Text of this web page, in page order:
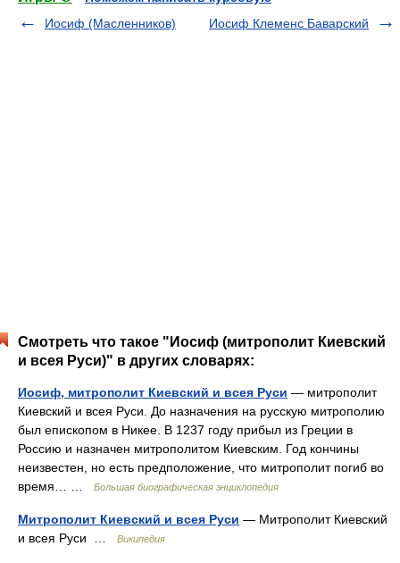
Иосиф (Масленников)
Иосиф Клеменс Баварский
Смотреть что такое "Иосиф (митрополит Киевский
и всея Руси)" в других словарях:
Иосиф, митрополит Киевский и всея Руси — митрополит
Киевский и всея Руси. До назначения на русскую митрополию
был епископом в Никее. В 1237 году прибыл из Греции в
Россию и назначен митрополитом Киевским. Год кончины
неизвестен, но есть предположение, что митрополит погиб во
время… …
Большая биографическая энциклопедия
Митрополит Киевский и всея Руси — Митрополит Киевский
и всея Руси …
Википедия